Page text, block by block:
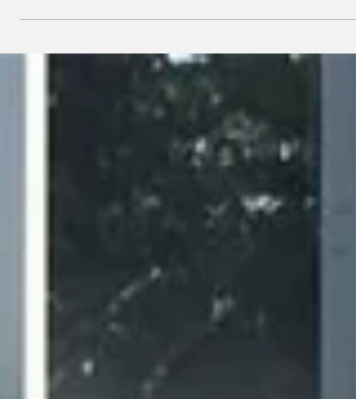
el camino para que el primer banco digital
independiente en México lleve sus
innovadores servicios financieros al